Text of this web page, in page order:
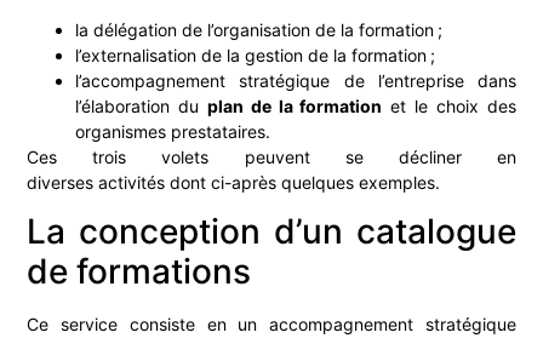
la délégation de l’organisation de la formation ;
l’externalisation de la gestion de la formation ;
l’accompagnement stratégique de l’entreprise dans
l’élaboration du plan de la formation et le choix des
organismes prestataires.
Ces trois volets peuvent se décliner en
diverses activités dont ci-après quelques exemples.
La conception d’un catalogue
de formations
Ce service consiste en un accompagnement stratégique